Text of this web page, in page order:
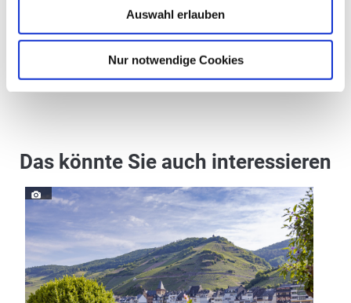
Auswahl erlauben
Nur notwendige Cookies
Öffnungszeiten
Ruhetage
Das könnte Sie auch interessieren